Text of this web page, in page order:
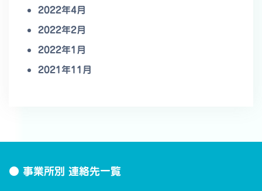
2022年4月
2022年2月
2022年1月
2021年11月
● 事業所別 連絡先一覧